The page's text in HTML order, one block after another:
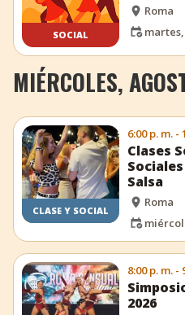
SOCIAL
Roma
martes,
MIÉRCOLES,
CLASE Y SOCIAL
6:00 p. m. -
Clases
Salsa
Roma
8:00 p. m. -
2026